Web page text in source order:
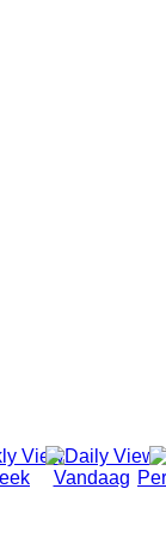
Vandaag